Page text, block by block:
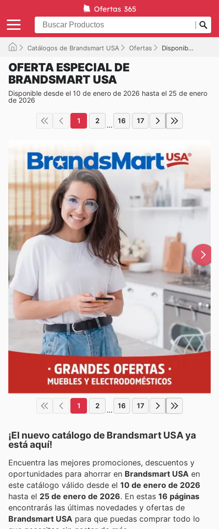
Catálogos de Brandsmart USA Ofertas Disponible hasta el 25/01/2026
OFERTA ESPECIAL DE
BRANDSMART USA
Disponible desde el 10 de enero de 2026 hasta el 25 de enero
de 2026
1 2 ... 16 17
1 2 ... 16 17
¡El nuevo catálogo de Brandsmart USAya
está aquí!
Encuentra las mejores promociones, descuentos y
oportunidades para ahorrar en Brandsmart USA en
este catálogo válido desde el 10 de enero de 2026
hasta el 25 de enero de 2026 . En estas 16 páginas
encontrarás las últimas novedades y ofertas de
Brandsmart USA para que puedas comprar todo lo